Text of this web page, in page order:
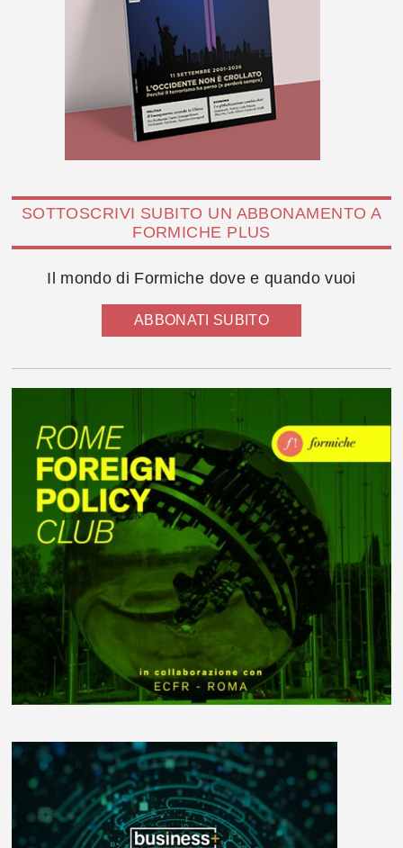
SOTTOSCRIVI SUBITO UN ABBONAMENTO A
FORMICHE PLUS
Il mondo di Formiche dove e quando vuoi
ABBONATI SUBITO